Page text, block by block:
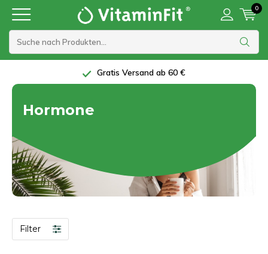
0
Gratis Versand ab 60 €
Hormone
Filter